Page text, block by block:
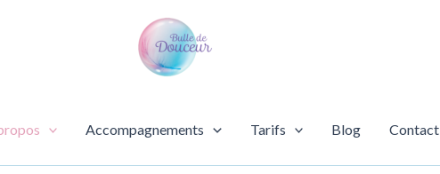
Accompagnements Tarifs Blog Contact